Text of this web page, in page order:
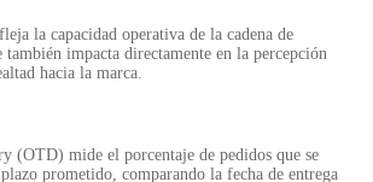
la capacidad operativa de la cadena de
impacta directamente en la percepción
hacia la marca.
(OTD) mide el porcentaje de pedidos que se
prometido, comparando la fecha de entrega